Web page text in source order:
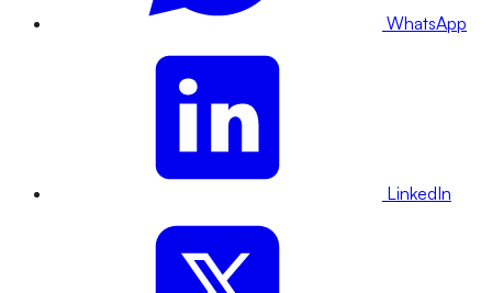
WhatsApp
LinkedIn